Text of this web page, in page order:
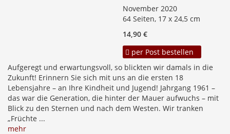
November 2020
64 Seiten, 17 x 24,5 cm
14,90 €
per Post bestellen
Aufgeregt und erwartungsvoll, so blickten wir damals in die
Zukunft! Erinnern Sie sich mit uns an die ersten 18
Lebensjahre – an Ihre Kindheit und Jugend! Jahrgang 1961 –
das war die Generation, die hinter der Mauer aufwuchs – mit
Blick zu den Sternen und nach dem Westen. Wir tranken
„Früchte ...
mehr